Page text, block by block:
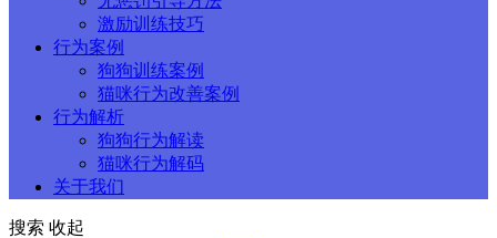
激励训练技巧
行为案例
狗狗训练案例
猫咪行为改善案例
行为解析
狗狗行为解读
猫咪行为解码
关于我们
搜索 收起